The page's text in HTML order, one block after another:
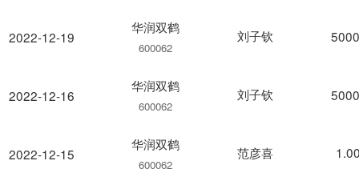
2022-12-19
2022-12-16
2022-12-15
华润双鹤
600062
刘子钦
华润双鹤
600062
刘子钦
华润双鹤
600062
范彦喜